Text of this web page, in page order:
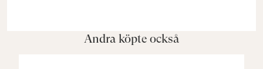
Andra köpte också